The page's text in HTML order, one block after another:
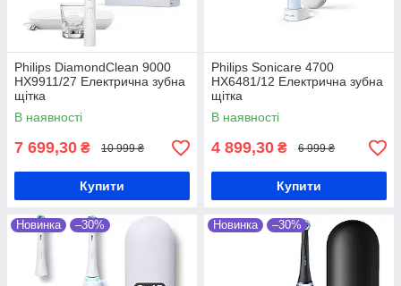
Philips DiamondClean 9000
HX9911/27 Електрична зубна
щітка
В наявності
7 699,30 ₴ 10 999 ₴
Купити
Philips Sonicare 4700
HX6481/12 Електрична зубна
щітка
В наявності
4 899,30 ₴ 6 999 ₴
Купити
Новинка –30% Новинка –30%